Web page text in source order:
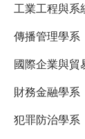
工業工程與系
傳播管理學系
國際企業與貿
財務金融學系
犯罪防治學系